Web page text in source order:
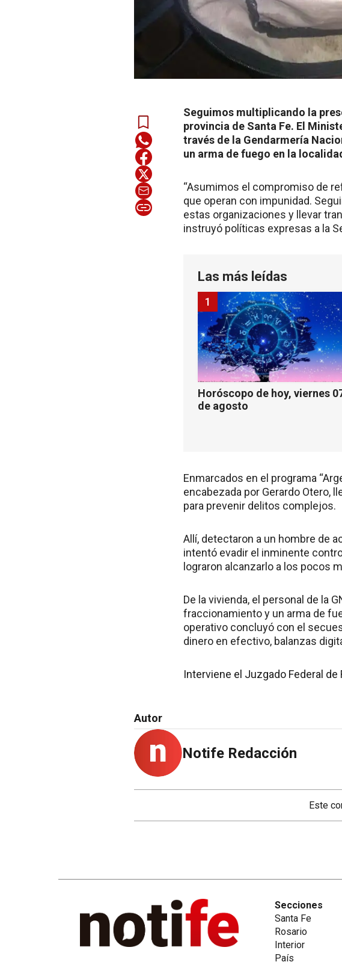
Seguimos multiplicando la
provincia de Santa Fe. El
través de la Gendarmería
un arma de fuego en la
“Asumimos el compromiso de
que operan con impunidad.
estas organizaciones y llevar
instruyó políticas expresas a la
Las más leídas
Horóscopo de hoy, viernes
de agosto
1
Enmarcados en el programa
encabezada por Gerardo Otero,
para prevenir delitos complejos.
Allí, detectaron a un hombre de
intentó evadir el inminente
lograron alcanzarlo a los pocos
De la vivienda, el personal de la
fraccionamiento y un arma de
operativo concluyó con el
dinero en efectivo, balanzas
Interviene el Juzgado Federal de
Autor
Notife Redacción
Este
Secciones
Santa Fe
Rosario
Interior
País